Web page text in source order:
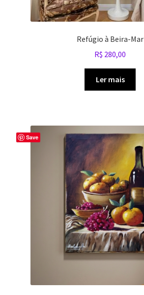
Refúgio à Beira-Mar
R$ 280,00
Ler mais
Save